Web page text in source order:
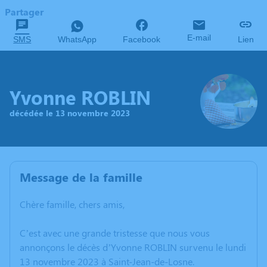
Partager
SMS WhatsApp Facebook E-mail Lien
Yvonne ROBLIN
décédée le 13 novembre 2023
Message de la famille
Chère famille, chers amis,
C’est avec une grande tristesse que nous vous
annonçons le décès d’Yvonne ROBLIN survenu le lundi
13 novembre 2023 à Saint-Jean-de-Losne.